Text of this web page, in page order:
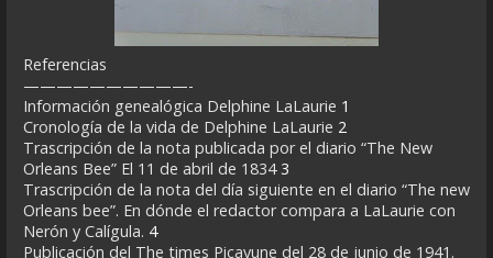
Referencias
——————————-
Información genealógica Delphine LaLaurie 1
Cronología de la vida de Delphine LaLaurie 2
Trascripción de la nota publicada por el diario “The New
Orleans Bee” El 11 de abril de 18343
Trascripción de la nota del día siguiente en el diario “The new
Orleans bee”. En dónde el redactor compara a LaLaurie con
Nerón y Calígula. 4
Publicación del The times Picayune del 28 de junio de 1941.